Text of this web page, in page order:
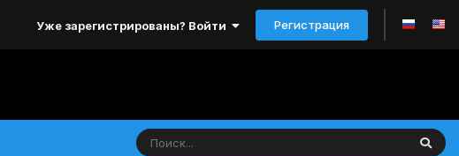
Уже зарегистрированы? Войти Регистрация